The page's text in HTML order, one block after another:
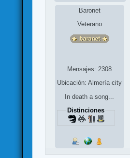
Baronet
Veterano
Mensajes: 2308
Ubicación: Almería city
In death a song...
Distinciones